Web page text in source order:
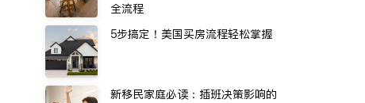
全流程
5步搞定！美国买房流程轻松掌握
新移民家庭必读：插班决策影响的